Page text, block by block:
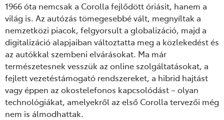
1966 óta nemcsak a Corolla fejlődött óriásit, hanem a
világ is. Az autózás tömegesebbé vált, megnyíltak a
nemzetközi piacok, felgyorsult a globalizáció, majd a
digitalizáció alapjaiban változtatta meg a közlekedést és
az autókkal szembeni elvárásokat. Ma már
természetesnek vesszük az online szolgáltatásokat, a
fejlett vezetéstámogató rendszereket, a hibrid hajtást
vagy éppen az okostelefonos kapcsolódást – olyan
technológiákat, amelyekről az első Corolla tervezői még
nem is álmodhattak.